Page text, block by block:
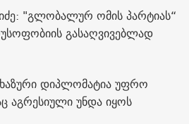
"გლობალურ ომის პარტიას“
გასაღვივებლად
დიპლომატია უფრო
აგრესიული უნდა იყოს